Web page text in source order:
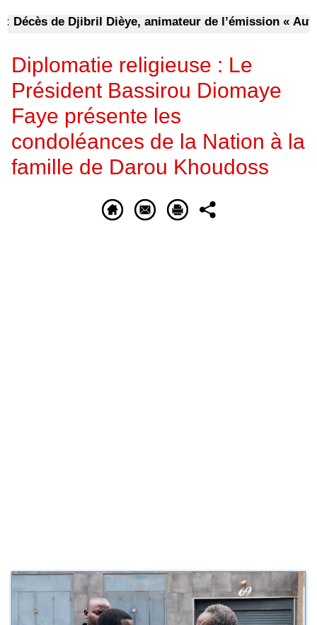
de Djibril Dièye, animateur de l’émission « Auto
Diplomatie religieuse : Le
Président Bassirou Diomaye
Faye présente les
condoléances de la Nation à la
famille de Darou Khoudoss